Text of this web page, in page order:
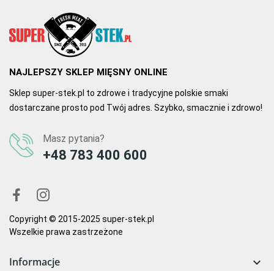
NAJLEPSZY SKLEP MIĘSNY ONLINE
Sklep super-stek.pl to zdrowe i tradycyjne polskie smaki
dostarczane prosto pod Twój adres. Szybko, smacznie i zdrowo!
Masz pytania?
+48 783 400 600
Copyright © 2015-2025 super-stek.pl
Wszelkie prawa zastrzeżone
Informacje 